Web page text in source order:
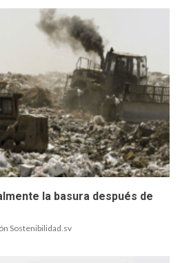
la basura después de
Sostenibilidad.sv